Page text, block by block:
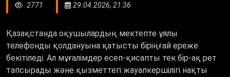
2771 29.04.2026, 21:36
Қазақстанда оқушылардың мектепте ұялы
телефонды қолдануына қатысты біріңғай ереже
бекітіледі. Ал мұғалімдер есеп-қисапты тек бір-ақ рет
тапсырады және қызметтегі жауапкершілігі нақты